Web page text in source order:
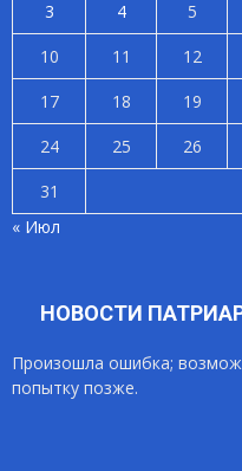
3
4 5
10
11 12
17
18 19
24
25 26
31
« Июл
НОВОСТИ
Произошла ошибка;
попытку позже.